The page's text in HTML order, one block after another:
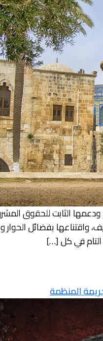
ودعمها الثابت للحقوق
يونيو 1967 وعاصمتها القدس الشريف،
التام في كل […]
المنظمة